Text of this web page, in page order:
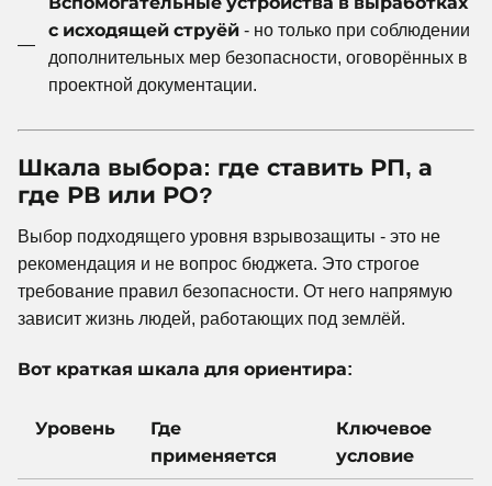
с исходящей струёй - но только при соблюдении
дополнительных мер безопасности, оговорённых в
проектной документации.
Шкала выбора: где ставить РП, а
где РВ или РО?
Выбор подходящего уровня взрывозащиты - это не
рекомендация и не вопрос бюджета. Это строгое
требование правил безопасности. От него напрямую
зависит жизнь людей, работающих под землёй.
Вот краткая шкала для ориентира:
Уровень
Где
применяется
Ключевое
условие